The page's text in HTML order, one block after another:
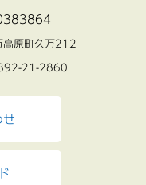
原町久万212
21-2860
せ